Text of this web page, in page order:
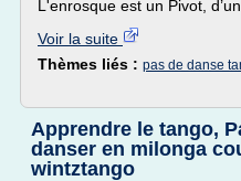
L'enrosque est un Pivot,
Voir la suite
Thèmes liés : pas de danse
Apprendre le tango,
danser en milonga
wintztango